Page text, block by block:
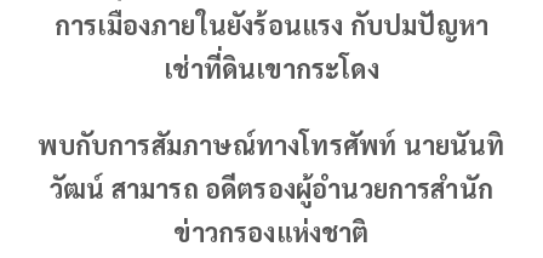
การเมืองภายในยังร้อนแรง กับปมปัญหา
เช่าที่ดินเขากระโดง
พบกับการสัมภาษณ์ทางโทรศัพท์ นายนันทิ
วัฒน์ สามารถ อดีตรองผู้อำนวยการสำนัก
ข่าวกรองแห่งชาติ